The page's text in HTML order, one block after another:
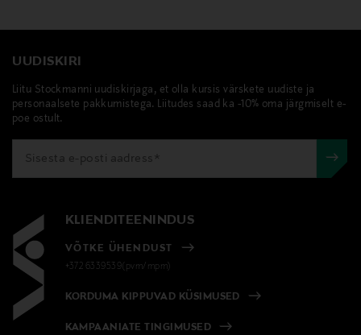
UUDISKIRI
Liitu Stockmanni uudiskirjaga, et olla kursis värskete uudiste ja
personaalsete pakkumistega. Liitudes saad ka -10% oma järgmiselt e-
poe ostult.
KLIENDITEENINDUS
VÕTKE ÜHENDUST
+372 6339539(pvm/mpm)
KORDUMA KIPPUVAD KÜSIMUSED
KAMPAANIATE TINGIMUSED